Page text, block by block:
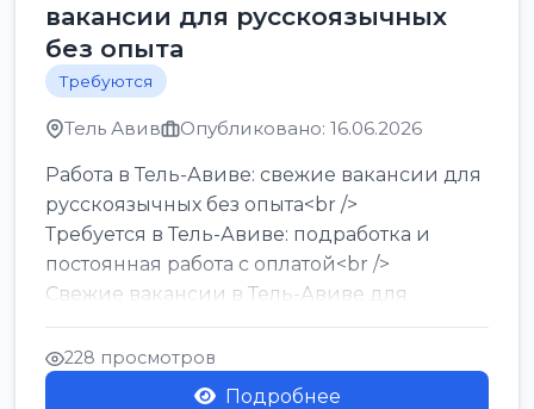
вакансии для русскоязычных
без опыта
Требуются
Тель Авив Опубликовано: 16.06.2026
Работа в Тель-Авиве: свежие вакансии для
русскоязычных без опыта<br />
Требуется в Тель-Авиве: подработка и
постоянная работа с оплатой<br />
Свежие вакансии в Тель-Авиве для
мужчин и женщин от хозя...
228 просмотров
Подробнее